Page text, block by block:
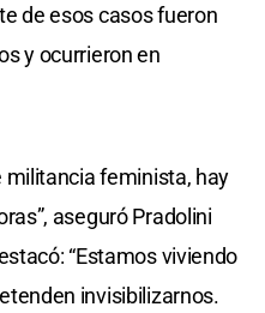
de esos casos fueron
y ocurrieron en
militancia feminista, hay
aseguró Pradolini
“Estamos viviendo
invisibilizarnos.